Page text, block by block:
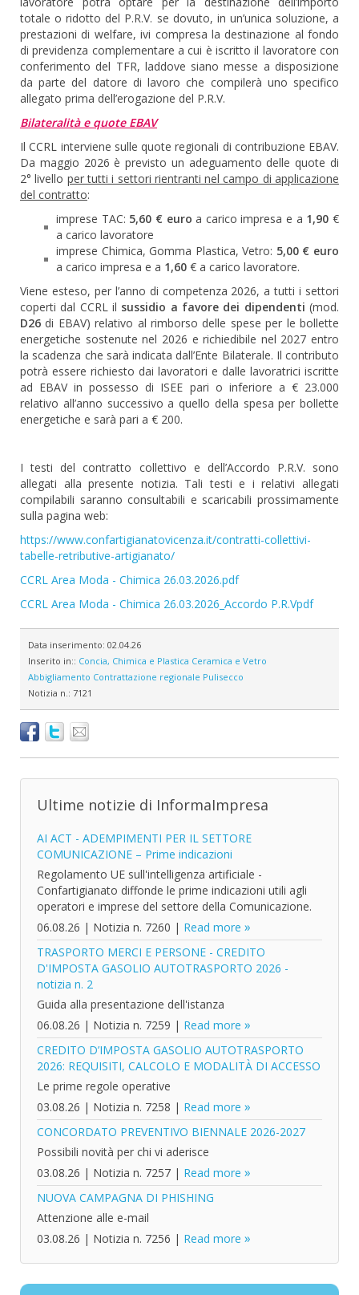
totale o ridotto del P.R.V. se dovuto, in un’unica soluzione, a
prestazioni di welfare, ivi compresa la destinazione al fondo
di previdenza complementare a cui è iscritto il lavoratore con
conferimento del TFR, laddove siano messe a disposizione
da parte del datore di lavoro che compilerà uno specifico
allegato prima dell’erogazione del P.R.V.
Bilateralità e quote EBAV
Il CCRL interviene sulle quote regionali di contribuzione EBAV.
Da maggio 2026 è previsto un adeguamento delle quote di
2° livello per tutti i settori rientranti nel campo di applicazione
del contratto:
imprese TAC: 5,60 € euro a carico impresa e a 1,90 €
a carico lavoratore
imprese Chimica, Gomma Plastica, Vetro: 5,00 € euro
a carico impresa e a 1,60 € a carico lavoratore.
Viene esteso, per l’anno di competenza 2026, a tutti i settori
coperti dal CCRL il sussidio a favore dei dipendenti (mod.
D26 di EBAV) relativo al rimborso delle spese per le bollette
energetiche sostenute nel 2026 e richiedibile nel 2027 entro
la scadenza che sarà indicata dall’Ente Bilaterale. Il contributo
potrà essere richiesto dai lavoratori e dalle lavoratrici iscritte
ad EBAV in possesso di ISEE pari o inferiore a € 23.000
relativo all’anno successivo a quello della spesa per bollette
energetiche e sarà pari a € 200.
I testi del contratto collettivo e dell’Accordo P.R.V. sono
allegati alla presente notizia. Tali testi e i relativi allegati
compilabili saranno consultabili e scaricabili prossimamente
sulla pagina web:
https://www.confartigianatovicenza.it/contratti-collettivi-
tabelle-retributive-artigianato/
CCRL Area Moda - Chimica 26.03.2026.pdf
CCRL Area Moda - Chimica 26.03.2026_Accordo P.R.Vpdf
Data inserimento: 02.04.26
Inserito in:: Concia, Chimica e Plastica Ceramica e Vetro
Abbigliamento Contrattazione regionale Pulisecco
Notizia n.: 7121
Ultime notizie di InformaImpresa
AI ACT - ADEMPIMENTI PER IL SETTORE
COMUNICAZIONE – Prime indicazioni
Regolamento UE sull'intelligenza artificiale -
Confartigianato diffonde le prime indicazioni utili agli
operatori e imprese del settore della Comunicazione.
06.08.26 | Notizia n. 7260 | Read more
TRASPORTO MERCI E PERSONE - CREDITO
D'IMPOSTA GASOLIO AUTOTRASPORTO 2026 -
notizia n. 2
Guida alla presentazione dell'istanza
06.08.26 | Notizia n. 7259 | Read more
CREDITO D’IMPOSTA GASOLIO AUTOTRASPORTO
2026: REQUISITI, CALCOLO E MODALITÀ DI ACCESSO
Le prime regole operative
03.08.26 | Notizia n. 7258 | Read more
CONCORDATO PREVENTIVO BIENNALE 2026-2027
Possibili novità per chi vi aderisce
03.08.26 | Notizia n. 7257 | Read more
NUOVA CAMPAGNA DI PHISHING
Attenzione alle e-mail
03.08.26 | Notizia n. 7256 | Read more